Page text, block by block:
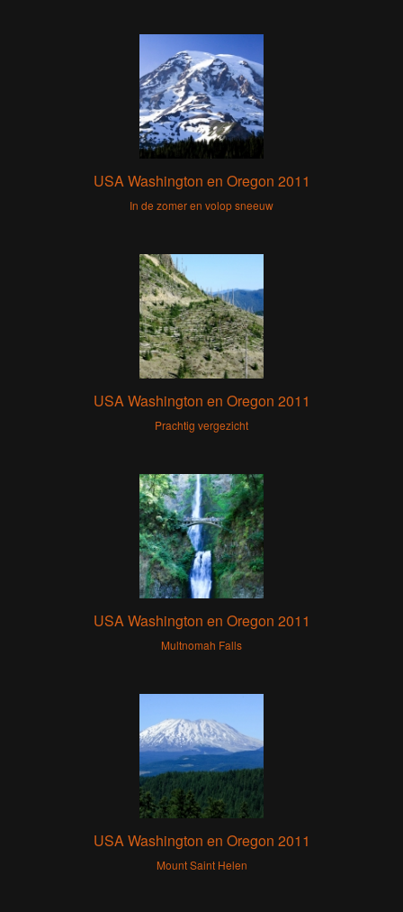
USA Washington en Oregon 2011
In de zomer en volop sneeuw
USA Washington en Oregon 2011
Prachtig vergezicht
USA Washington en Oregon 2011
Multnomah Falls
USA Washington en Oregon 2011
Mount Saint Helen